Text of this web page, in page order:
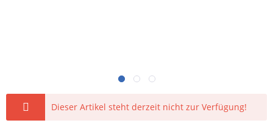
Dieser Artikel steht derzeit nicht zur Verfügung!